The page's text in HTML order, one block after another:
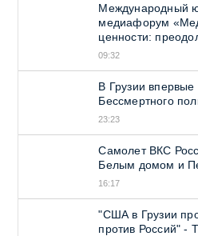
Международный
медиафорум
ценности:
09:32
В Грузии
Бессмертного
23:23
Самолет ВКС
Белым домом и
16:17
"США в Грузии
против Россий" -